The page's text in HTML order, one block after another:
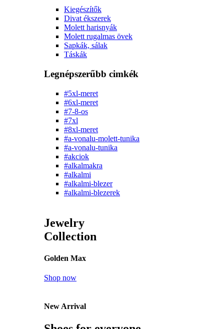
Kiegészítők
Divat ékszerek
Molett harisnyák
Molett rugalmas övek
Sapkák, sálak
Táskák
Legnépszerűbb cimkék
#5xl-meret
#6xl-meret
#7-8-os
#7xl
#8xl-meret
#a-vonalu-molett-tunika
#a-vonalu-tunika
#akciok
#alkalmakra
#alkalmi
#alkalmi-blezer
#alkalmi-blezerek
Jewelry
Collection
Golden Max
Shop now
New Arrival